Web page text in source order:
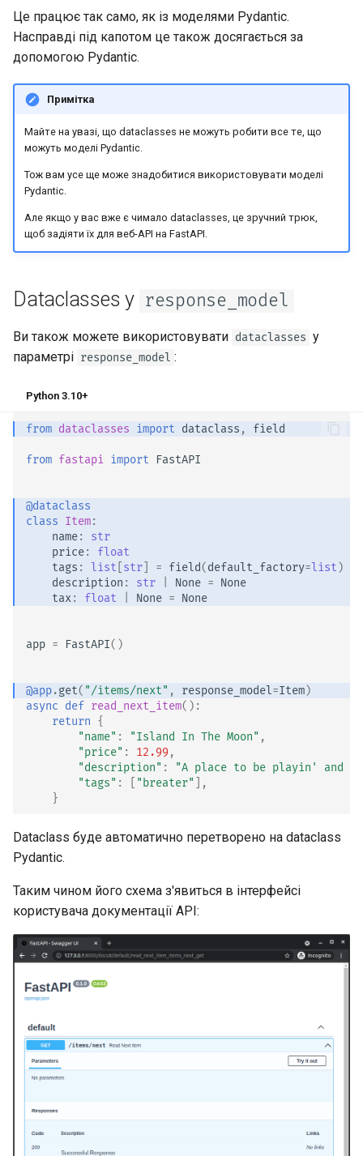
Запит файлів
Запити з формами та
Налаштування операції
шляху
JSON-сумісний
кодувальник
Безпека
Middleware
CORS (Обмін ресурсами
між різними джерелами)
Більші застосунки - кілька
файлів
Стрімінг JSON Lines
(SSE)
Фонові задачі
Метадані та URL-адреси
документації
Фронтенд
Статичні файли
Тестування
Налагодження
Test Client - TestClient
Це працює так само, як із моделями Pydantic.
Насправді під капотом це також досягається за
допомогою Pydantic.
Примітка
Майте на увазі, що dataclasses не можуть робити все те, що
можуть моделі Pydantic.
Тож вам усе ще може знадобитися використовувати моделі
Pydantic.
Але якщо у вас вже є чимало dataclasses, це зручний трюк,
щоб задіяти їх для веб-API на FastAPI. 🤓
Dataclasses у response_model
Ви також можете використовувати dataclasses у
параметрі response_model :
Python 3.10+
from dataclasses import dataclass , field
from fastapi import FastAPI
@dataclass
class Item:
name:
str
price:
float
tags : list str = field(default_factory=list )
description : str None = None
tax: float None = None
app = FastAPI()
@app.get( "/items/next" , response_model=Item)
async def read_next_item():
return {
"name" : "Island In The Moon" ,
"price" : 12.99,
"description" :
"A place to be playin' and
"tags" : "breater"
],
}
Dataclass буде автоматично перетворено на dataclass
Pydantic.
Таким чином його схема з'явиться в інтерфейсі
користувача документації API: